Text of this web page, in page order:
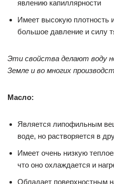
явлению капиллярности
Имеет высокую плотность
большое давление и силу
Эти свойства делают воду
Земле и во многих
Масло:
Является липофильным
воде, но растворяется в
Имеет очень низкую
что оно охлаждается и
Обладает поверхностным